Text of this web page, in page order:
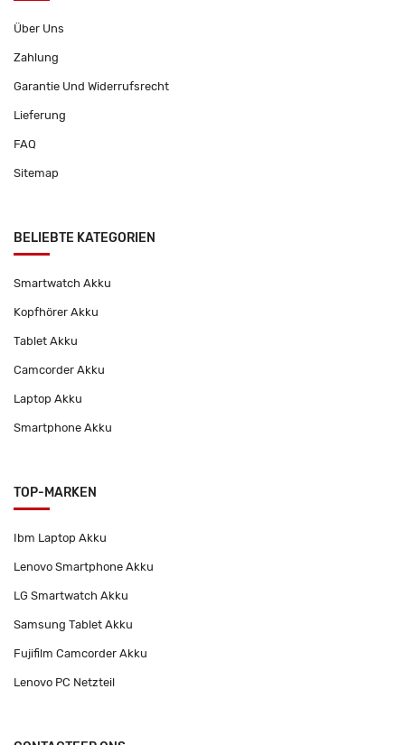
Über Uns
Zahlung
Garantie Und Widerrufsrecht
Lieferung
FAQ
Sitemap
BELIEBTE KATEGORIEN
Smartwatch Akku
Kopfhörer Akku
Tablet Akku
Camcorder Akku
Laptop Akku
Smartphone Akku
TOP-MARKEN
Ibm Laptop Akku
Lenovo Smartphone Akku
LG Smartwatch Akku
Samsung Tablet Akku
Fujifilm Camcorder Akku
Lenovo PC Netzteil